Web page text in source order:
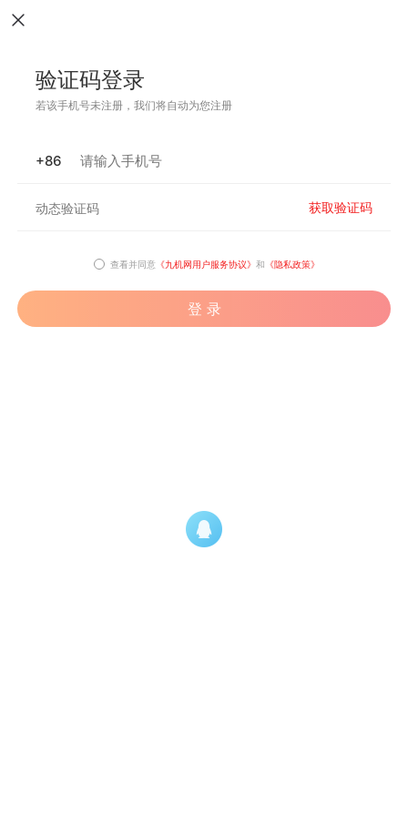
验证码登录
若该手机号未注册，我们将自动为您注册
+86
获取验证码
查看并同意 《九机网用户服务协议》 和 《隐私政策》
登 录